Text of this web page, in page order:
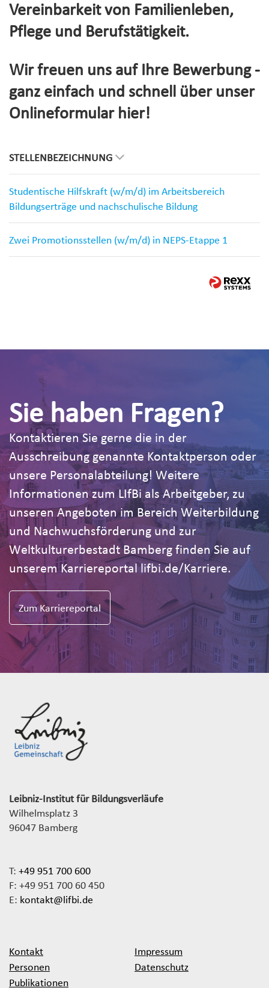
Vereinbarkeit von Familienleben,
Pflege und Berufstätigkeit.
Wir freuen uns auf Ihre Bewerbung -
ganz einfach und schnell über unser
Onlineformular hier!
STELLENBEZEICHNUNG
Studentische Hilfskraft (w/m/d) im Arbeitsbereich
Bildungserträge und nachschulische Bildung
Zwei Promotionsstellen (w/m/d) in NEPS-Etappe 1
Sie haben Fragen?
Kontaktieren Sie gerne die in der
Ausschreibung genannte Kontaktperson oder
unsere Personalabteilung! Weitere
Informationen zum LIfBi als Arbeitgeber, zu
unseren Angeboten im Bereich Weiterbildung
und Nachwuchsförderung und zur
Weltkulturerbestadt Bamberg finden Sie auf
unserem Karriereportal lifbi.de/Karriere.
Zum Karriereportal
Leibniz-Institut für Bildungsverläufe
Wilhelmsplatz 3
96047 Bamberg
T: +49 951 700 600
F: +49 951 700 60 450
E: kontakt@lifbi.de
Kontakt
Personen
Publikationen
Impressum
Datenschutz